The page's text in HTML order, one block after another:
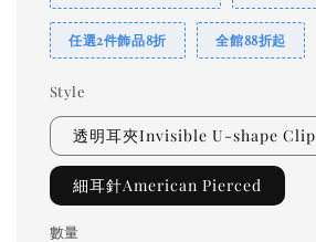
任選2件飾品8折 全館88折起
Style
透明耳夾Invisible U-shape Clip
細耳針American Pierced
數量